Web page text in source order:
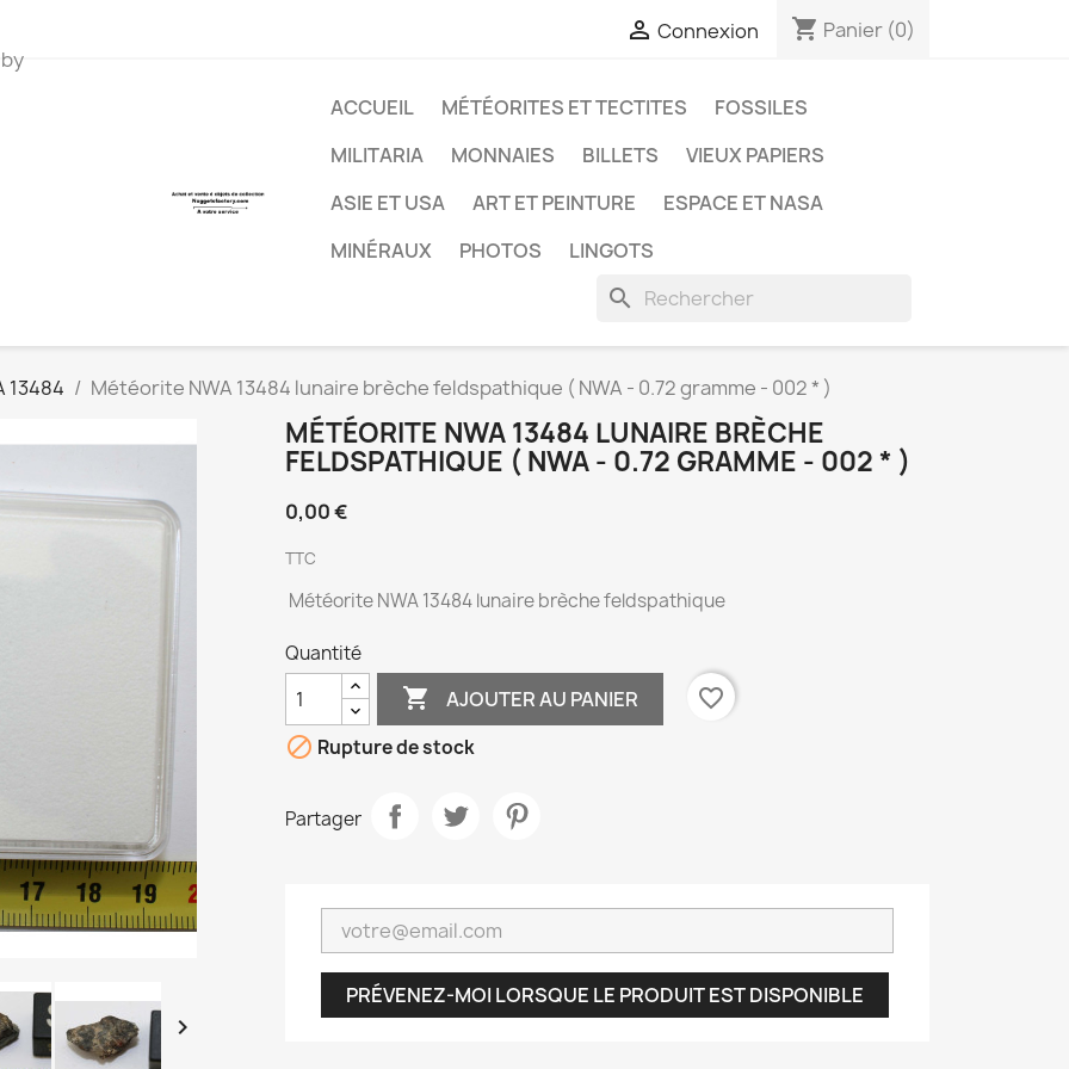
 Connexion shopping_cart Panier (0)
ACCUEIL MÉTÉORITES ET TECTITES
FOSSILES
MILITARIA
MONNAIES BILLETS
VIEUX PAPIERS
ASIE ET USA
ART ET PEINTURE
ESPACE ET NASA
MINÉRAUX
PHOTOS LINGOTS
search
13484 Météorite NWA 13484 lunaire brèche feldspathique ( NWA - 0.72 gramme - 002 * )

MÉTÉORITE NWA 13484 LUNAIRE BRÈCHE
FELDSPATHIQUE ( NWA - 0.72 GRAMME - 002 * )
0,00 €
TTC
Météorite NWA 13484 lunaire brèche feldspathique
Quantité
 AJOUTER AU PANIER
favorite_border
 Rupture de stock
Partager
PRÉVENEZ-MOI LORSQUE LE PRODUIT EST DISPONIBLE